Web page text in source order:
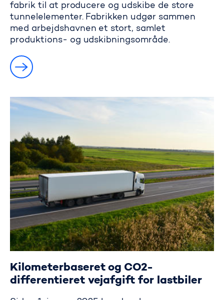
fabrik til at producere og udskibe de store
tunnelelementer. Fabrikken udgør sammen
med arbejdshavnen et stort, samlet
produktions- og udskibningsområde.
Kilometerbaseret og CO2-
differentieret vejafgift for lastbiler